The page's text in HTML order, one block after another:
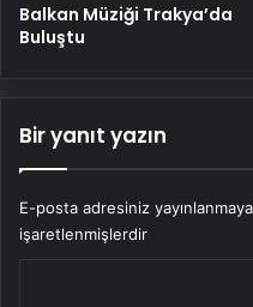
Balkan Müziği Trakya’da
Buluştu
Bir yanıt yazın
E-posta adresiniz
işaretlenmişlerdir